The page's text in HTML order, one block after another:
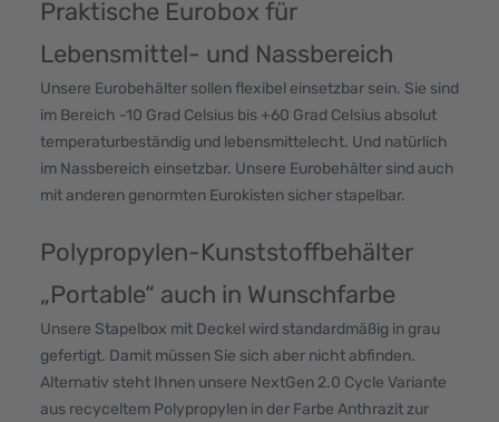
Praktische Eurobox für
Lebensmittel- und Nassbereich
Unsere Eurobehälter sollen flexibel einsetzbar sein. Sie sind
im Bereich -10 Grad Celsius bis +60 Grad Celsius absolut
temperaturbeständig und lebensmittelecht. Und natürlich
im Nassbereich einsetzbar. Unsere Eurobehälter sind auch
mit anderen genormten Eurokisten sicher stapelbar.
Polypropylen-Kunststoffbehälter
„Portable“ auch in Wunschfarbe
Unsere Stapelbox mit Deckel wird standardmäßig in grau
gefertigt. Damit müssen Sie sich aber nicht abfinden.
Alternativ steht Ihnen unsere NextGen 2.0 Cycle Variante
aus recyceltem Polypropylen in der Farbe Anthrazit zur